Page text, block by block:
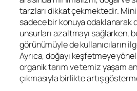
tarzları dikkat çekmektedir.
sadece bir konuya odaklanarak
unsurları azaltmayı sağlarken,
görünümüyle de kullanıcıların
Ayrıca, doğayı keşfetmeye
organik tarım ve temiz yaşam
çıkmasıyla birlikte artış